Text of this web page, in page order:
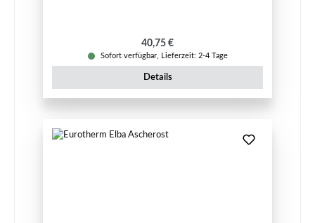
Regulärer Preis:
40,75 €
Sofort verfügbar, Lieferzeit: 2-4 Tage
Details